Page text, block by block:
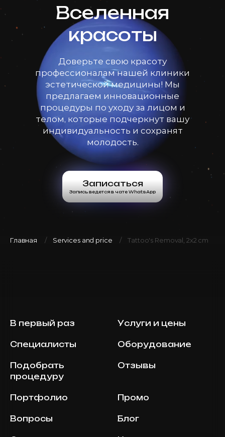
Вселенная
красоты
Доверьте свою красоту
профессионалам нашей клиники
эстетической медицины! Мы
предлагаем инновационные
процедуры по уходу за лицом и
телом, которые подчеркнут вашу
индивидуальность и сохранят
молодость.
Записаться
Запись ведется в чате WhatsApp
Главная Services and price Tattoo's Removal, 2x2 cm
В первый раз Услуги и цены
Специалисты Оборудование
Подобрать
процедуру
Отзывы
Портфолио Промо
Вопросы Блог